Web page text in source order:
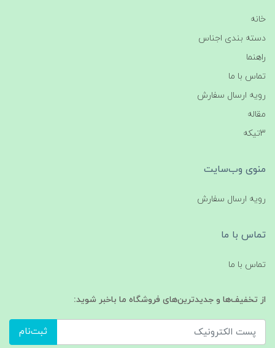
خانه
دسته بندی اجناس
راهنما
تماس با ما
رویه ارسال سفارش
مقاله
3تیکه
منوی وب‌سایت
رویه ارسال سفارش
تماس با ما
تماس با ما
از تخفیف‌ها و جدیدترین‌های فروشگاه ما باخبر شوید:
ثبت‌نام